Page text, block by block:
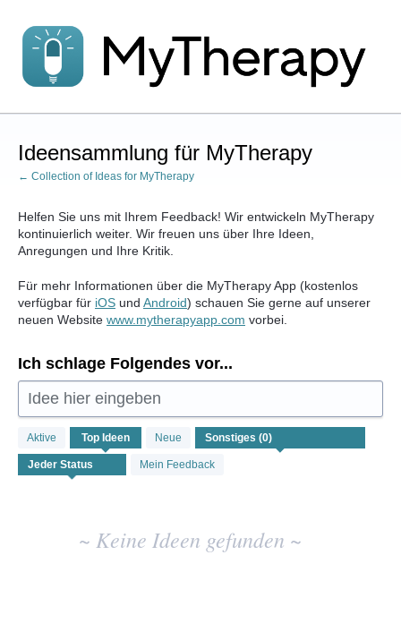
Inhalt
springen
Ideensammlung für MyTherapy
← Collection of Ideas for MyTherapy
Helfen Sie uns mit Ihrem Feedback! Wir entwickeln MyTherapy
kontinuierlich weiter. Wir freuen uns über Ihre Ideen,
Anregungen und Ihre Kritik.
Für mehr Informationen über die MyTherapy App (kostenlos
verfügbar für iOS und Android) schauen Sie gerne auf unserer
neuen Website www.mytherapyapp.com vorbei.
Ich schlage Folgendes vor...
Idee hier eingeben
Aktive Top Ideen Neue
Mein Feedback
Keine
vorhandenen
Ideenergebnisse
~ Keine Ideen gefunden ~